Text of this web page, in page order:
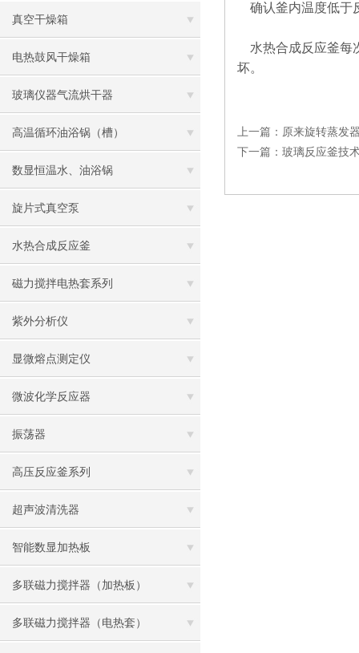
真空干燥箱
电热鼓风干燥箱
玻璃仪器气流烘干器
高温循环油浴锅（槽）
数显恒温水、油浴锅
旋片式真空泵
水热合成反应釜
磁力搅拌电热套系列
紫外分析仪
显微熔点测定仪
微波化学反应器
振荡器
高压反应釜系列
超声波清洗器
智能数显加热板
多联磁力搅拌器（加热板）
多联磁力搅拌器（电热套）
确认釜内温度低于
水热合成反应釜每
坏。
上一篇： 原来旋转蒸发
下一篇： 玻璃反应釜技